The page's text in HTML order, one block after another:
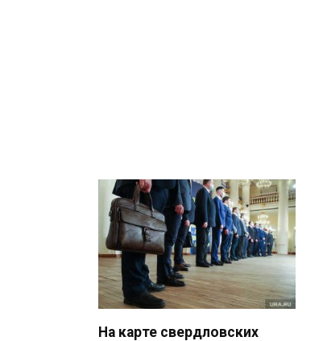
На карте свердловских